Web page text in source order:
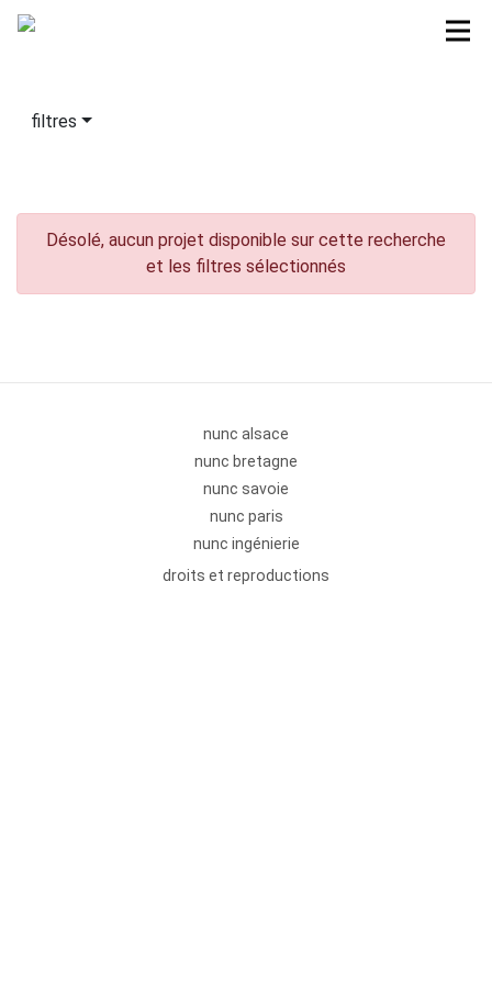
filtres
Désolé, aucun projet disponible sur cette recherche
et les filtres sélectionnés
nunc alsace
nunc bretagne
nunc savoie
nunc paris
nunc ingénierie
droits et reproductions